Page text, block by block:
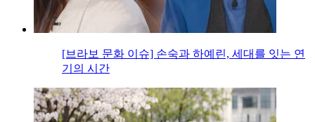
[브라보 문화 이슈] 손숙과 하예린, 세대를 잇는 연
기의 시간